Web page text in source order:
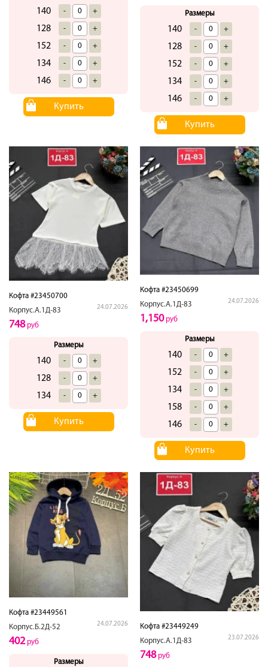
140 - +
128 - +
152 - +
134 - +
146 - +
Купить
Размеры
140 - +
128 - +
152 - +
134 - +
146 - +
Купить
Кофта #23450700
Корпус.А.1Д-83
24.07.2026
748руб
Размеры
140 - +
128 - +
134 - +
Купить
Кофта #23450699
Корпус.А.1Д-83
24.07.2026
1,150руб
Размеры
140 - +
152 - +
134 - +
158 - +
146 - +
Купить
Кофта #23449561
Корпус.Б.2Д-52
24.07.2026
402руб
Размеры
Кофта #23449249
Корпус.А.1Д-83
23.07.2026
748руб